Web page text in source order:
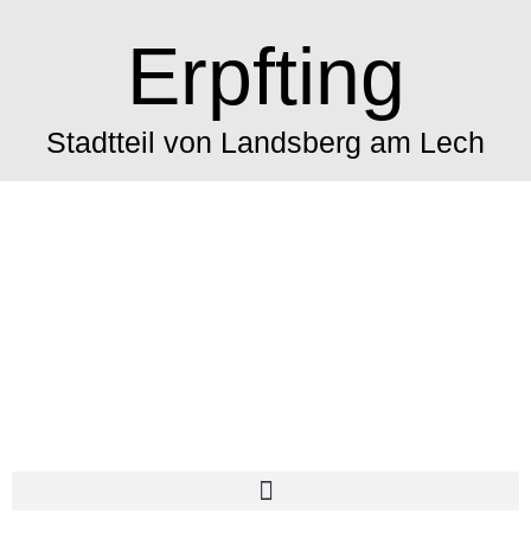
Erpfting
Stadtteil von Landsberg am Lech